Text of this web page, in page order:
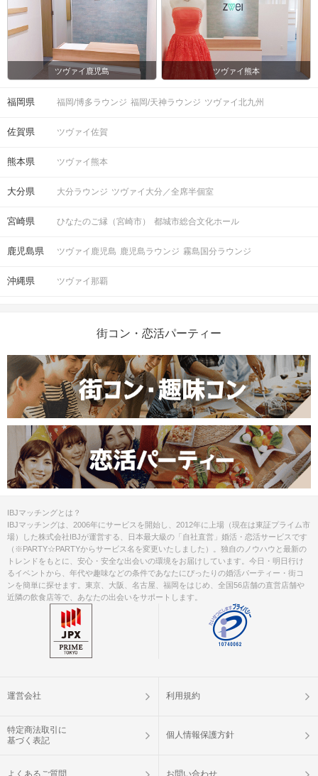
ツヴァイ鹿児島 ツヴァイ熊本
福岡県 福岡/博多ラウンジ 福岡/天神ラウンジ ツヴァイ北九州
佐賀県 ツヴァイ佐賀
熊本県 ツヴァイ熊本
大分県 大分ラウンジ ツヴァイ大分／全席半個室
宮崎県 ひなたのご縁（宮崎市） 都城市総合文化ホール
鹿児島県 ツヴァイ鹿児島 鹿児島ラウンジ 霧島国分ラウンジ
沖縄県 ツヴァイ那覇
街コン・恋活パーティー
IBJマッチングとは？
IBJマッチングは、2006年にサービスを開始し、2012年に上場（現在は東証プライム市
場）した株式会社IBJが運営する、日本最大級の「自社直営」婚活・恋活サービスです
（※PARTY☆PARTYからサービス名を変更いたしました）。独自のノウハウと最新の
トレンドをもとに、安心・安全な出会いの環境をお届けしています。今日・明日行け
るイベントから、年代や趣味などの条件であなたにぴったりの婚活パーティー・街コ
ンを簡単に探せます。東京、大阪、名古屋、福岡をはじめ、全国56店舗の直営店舗や
近隣の飲食店等で、あなたの出会いをサポートします。
運営会社 利用規約
特定商法取引に
基づく表記
個人情報保護方針
よくあるご質問 お問い合わせ